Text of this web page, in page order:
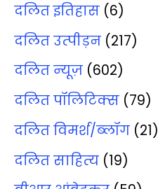
दलित इतिहास (6)
दलित उत्‍पीड़न (217)
दलित न्‍यूज़ (602)
दलित पॉलिटिक्‍स (79)
दलित विमर्श/ब्‍लॉग (21)
दलित साहित्‍य (19)